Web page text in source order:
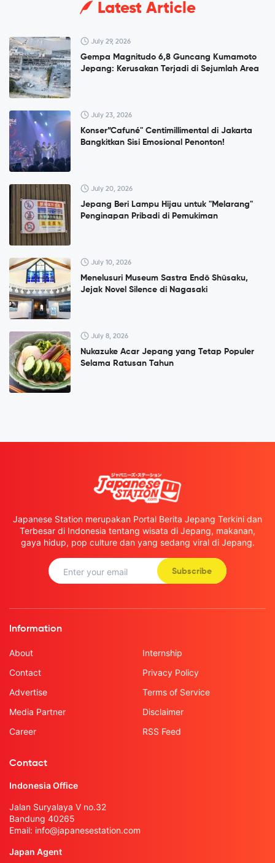
Latest Article
July 29, 2026
Gempa Magnitudo 6,8 Guncang Kumamoto
Jepang: Kerusakan Terjadi di Sejumlah Area
July 23, 2026
Konser”Cafuné" Centimillimental di Jakarta
Bangkitkan Sisi Emosional Penonton!
July 20, 2026
Jepang Beri Lampu Hijau untuk "Melarang"
Penginapan Pribadi di Pemukiman
July 10, 2026
Menelusuri Museum Sastra Endō Shūsaku,
Jejak Novel Silence di Nagasaki
July 8, 2026
Nukazuke Acar Jepang yang Tetap Populer
Selama Ratusan Tahun
Japanese Station merupakan Portal Berita Jepang Terkini dan
Terbesar di Indonesia tentang wisata di Jepang, makanan,
gaya hidup, pop culture dan yang sedang viral di Jepang.
Subscribe
Information
About
Contact
Advertise
Media Partner
Career
Internship
Privacy Policy
Terms of Service
Disclaimer
RSS Feed
Contact
Indonesia Office
Jalan Suryalaya V no.32
Bandung 40265
Email: info@japanesestation.com
Japan Agent